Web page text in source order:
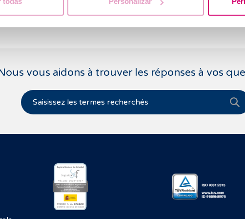
vous aidons à trouver les réponses à vos